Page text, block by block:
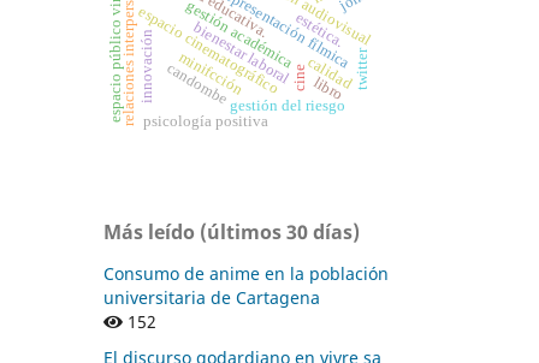
cine
gestión académica
espacio cinematográficorepresentación fílmica
estética.
calidad
relaciones interpersonales bienestar laboral
minifcción
espacio público virtual gestión del riesgo
candombe
psicología positiva
twitter
libro
innovación
Más leído (últimos 30 días)
Consumo de anime en la población
universitaria de Cartagena
152
El discurso godardiano en vivre sa